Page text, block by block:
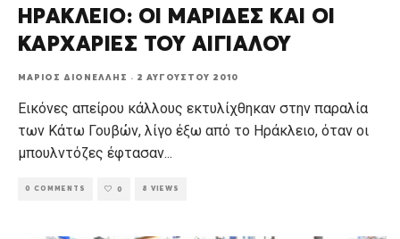
ΗΡΑΚΛΕΙΟ: ΟΙ ΜΑΡΙΔΕΣ ΚΑΙ ΟΙ
ΚΑΡΧΑΡΙΕΣ ΤΟΥ ΑΙΓΙΑΛΟΥ
ΜΆΡΙΟΣ ΔΙΟΝΈΛΛΗΣ · 2 ΑΥΓΟΎΣΤΟΥ 2010
Εικόνες απείρου κάλλους εκτυλίχθηκαν στην παραλία
των Κάτω Γουβών, λίγο έξω από το Ηράκλειο, όταν οι
μπουλντόζες έφτασαν...
0 COMMENTS 0 8 VIEWS